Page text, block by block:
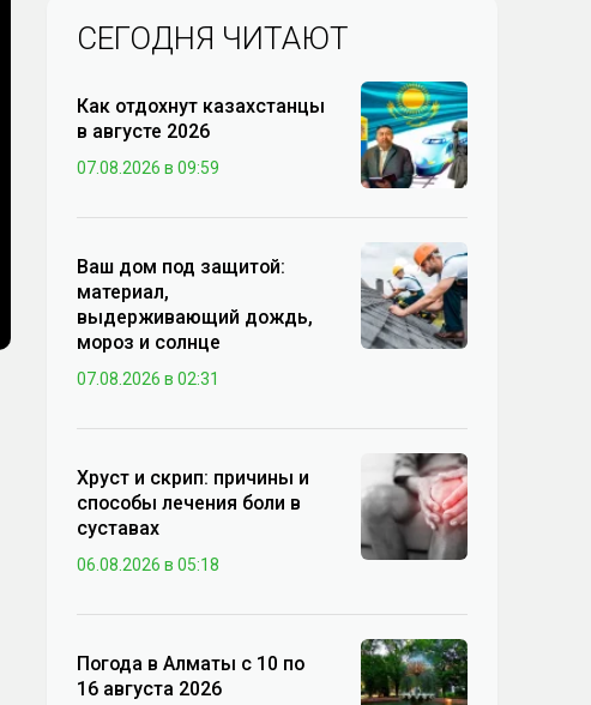
СЕГОДНЯ ЧИТАЮТ
Как отдохнут казахстанцы
в августе 2026
07.08.2026 в 09:59
Ваш дом под защитой:
материал,
выдерживающий дождь,
мороз и солнце
07.08.2026 в 02:31
Хруст и скрип: причины и
способы лечения боли в
суставах
06.08.2026 в 05:18
Погода в Алматы с 10 по
16 августа 2026